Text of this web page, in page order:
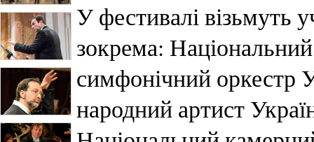
У фестивалі візьмуть
зокрема:
симфонічний оркестр
народний артист